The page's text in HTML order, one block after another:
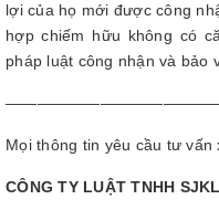
lợi của họ mới được công
hợp chiếm hữu không có
pháp luật công nhận và bảo
Mọi thông tin yêu cầu tư vấn
CÔNG TY LUẬT TNHH